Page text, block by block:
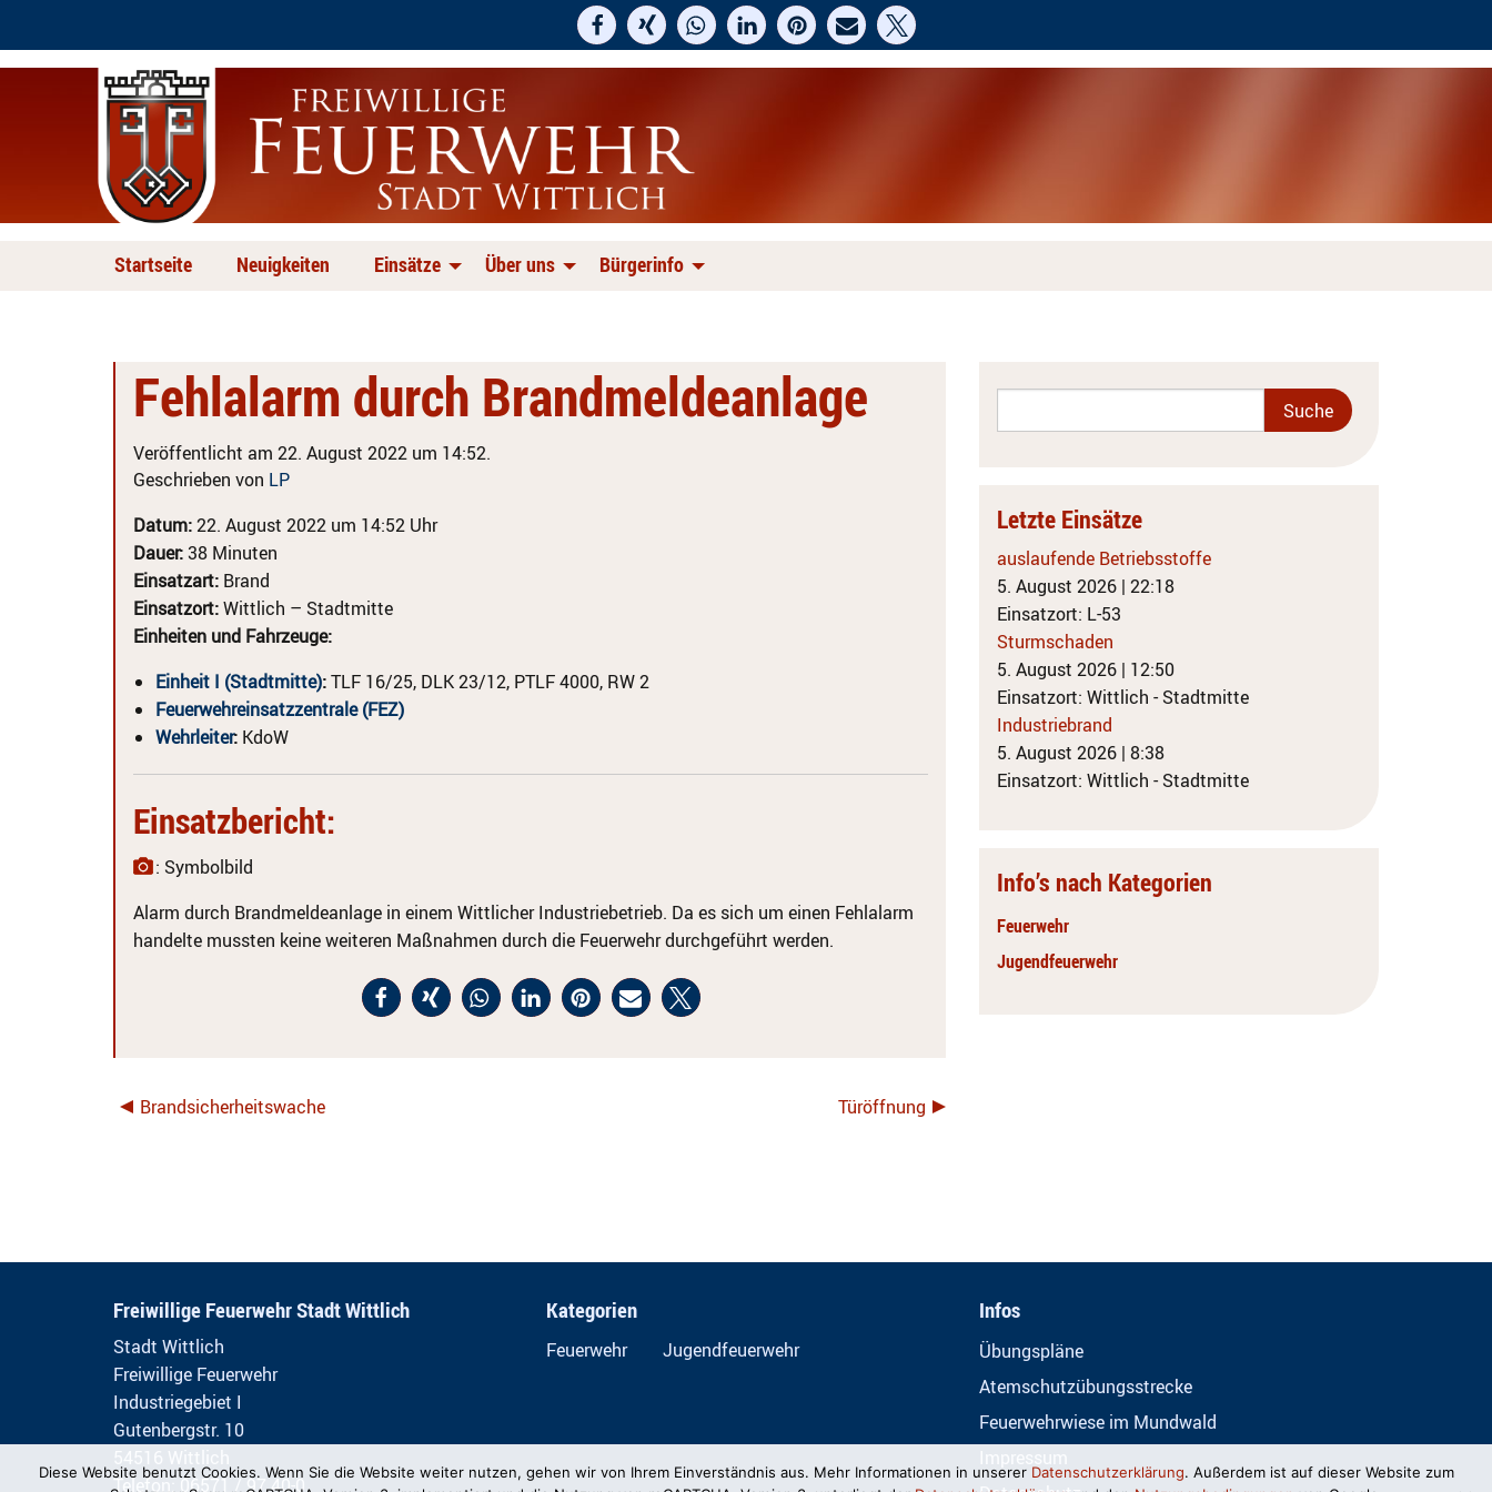
Startseite Neuigkeiten Einsätze Über uns Bürgerinfo
Fehlalarm durch Brandmeldeanlage
Veröffentlicht am 22. August 2022 um 14:52.
Geschrieben von LP
Datum:22. August 2022 um 14:52 Uhr
Dauer:38 Minuten
Einsatzart: Brand
Einsatzort:Wittlich – Stadtmitte
Einheiten und Fahrzeuge:
Einheit I (Stadtmitte):TLF 16/25, DLK 23/12, PTLF 4000, RW 2
Feuerwehreinsatzzentrale (FEZ)
Wehrleiter: KdoW
Einsatzbericht:
: Symbolbild
Alarm durch Brandmeldeanlage in einem Wittlicher Industriebetrieb. Da es sich um einen Fehlalarm
handelte mussten keine weiteren Maßnahmen durch die Feuerwehr durchgeführt werden.
Brandsicherheitswache Türöffnung
Letzte Einsätze
auslaufende Betriebsstoffe
5. August 2026 | 22:18
Einsatzort: L-53
Sturmschaden
5. August 2026 | 12:50
Einsatzort: Wittlich - Stadtmitte
Industriebrand
5. August 2026 | 8:38
Einsatzort: Wittlich - Stadtmitte
Info’s nach Kategorien
Feuerwehr
Jugendfeuerwehr
Freiwillige Feuerwehr Stadt Wittlich
Stadt Wittlich
Freiwillige Feuerwehr
Industriegebiet I
Gutenbergstr. 10
Telefon: 06571 / 97 40-0
Kategorien
Feuerwehr Jugendfeuerwehr
Infos
Übungspläne
Atemschutzübungsstrecke
Feuerwehrwiese im Mundwald
Diese Website benutzt Cookies. Wenn Sie die Website weiter nutzen, gehen wir von Ihrem Einverständnis aus. Mehr Informationen in unserer Datenschutzerklärung. Außerdem ist auf dieser Website zum